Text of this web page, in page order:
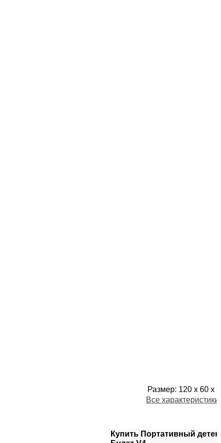
Размер: 120 х 60 х
Все характеристики
Купить Портативный